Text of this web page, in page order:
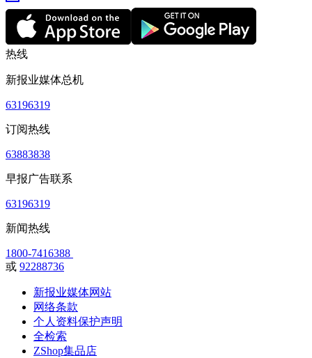
热线
新报业媒体总机
63196319
订阅热线
63883838
早报广告联系
63196319
新闻热线
1800-7416388
或 92288736
新报业媒体网站
网络条款
个人资料保护声明
全检索
ZShop集品店